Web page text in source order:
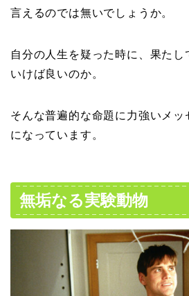
言えるのでは無いでしょうか。
自分の人生を疑った時に、果たし
いけば良いのか。
そんな普遍的な命題に力強いメッ
になっています。
無垢なる実験動物